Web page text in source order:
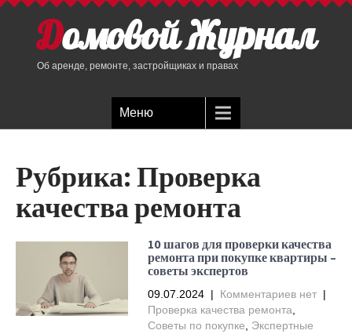
Домовой Журнал
Об аренде, ремонте, застройщиках и правах
Меню
Рубрика:Проверка
качества ремонта
10 шагов для проверки качества
ремонта при покупке квартиры –
советы экспертов
09.07.2024 | Комментариев нет |
Проверка качества ремонта
Советы по покупке
Экспертные